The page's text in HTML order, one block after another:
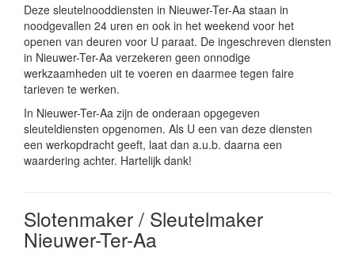
Deze sleutelnooddiensten in Nieuwer-Ter-Aa staan in
noodgevallen 24 uren en ook in het weekend voor het
openen van deuren voor U paraat. De ingeschreven diensten
in Nieuwer-Ter-Aa verzekeren geen onnodige
werkzaamheden uit te voeren en daarmee tegen faire
tarieven te werken.
In Nieuwer-Ter-Aa zijn de onderaan opgegeven
sleuteldiensten opgenomen. Als U een van deze diensten
een werkopdracht geeft, laat dan a.u.b. daarna een
waardering achter. Hartelijk dank!
Slotenmaker / Sleutelmaker
Nieuwer-Ter-Aa